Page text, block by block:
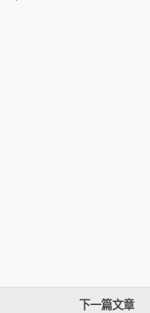
下一篇文章